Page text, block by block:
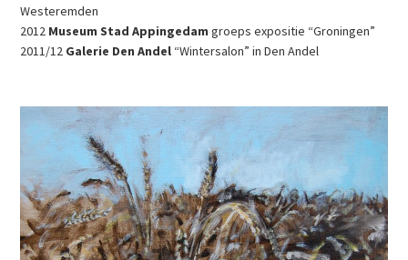
Westeremden
2012 Museum Stad Appingedam groeps expositie “Groningen”
2011/12 Galerie Den Andel “Wintersalon” in Den Andel